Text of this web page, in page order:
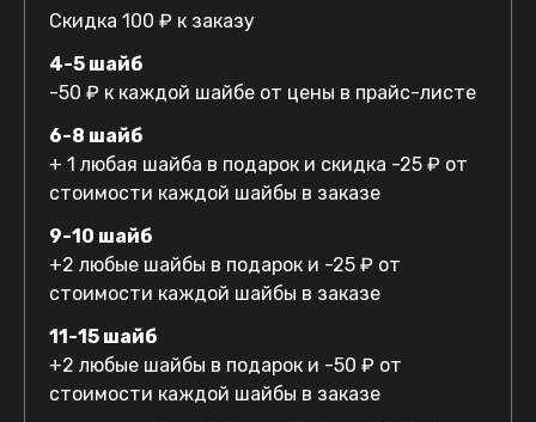
Скидка 100 ₽ к заказу
4-5 шайб
-50 ₽ к каждой шайбе от цены в прайс-листе
6-8 шайб
+ 1 любая шайба в подарок и скидка -25 ₽ от
стоимости каждой шайбы в заказе
9-10 шайб
+2 любые шайбы в подарок и -25 ₽ от
стоимости каждой шайбы в заказе
11-15 шайб
+2 любые шайбы в подарок и -50 ₽ от
стоимости каждой шайбы в заказе